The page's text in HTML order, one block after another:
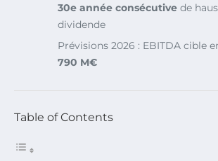
30e année consécutive de
dividende
Prévisions 2026 : EBITDA cible
790 M€
Table of Contents